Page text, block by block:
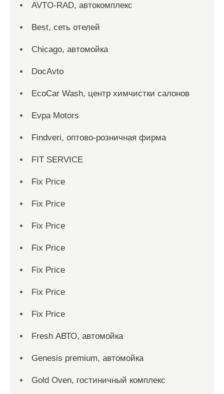
AVTO-RAD, автокомплекс
Best, сеть отелей
Chicago, автомойка
DocAvto
EcoCar Wash, центр химчистки салонов
Evpa Motors
Findveri, оптово-розничная фирма
FIT SERVICE
Fix Price
Fix Price
Fix Price
Fix Price
Fix Price
Fix Price
Fix Price
Fresh АВТО, автомойка
Genesis premium, автомойка
Gold Oven, гостиничный комплекс